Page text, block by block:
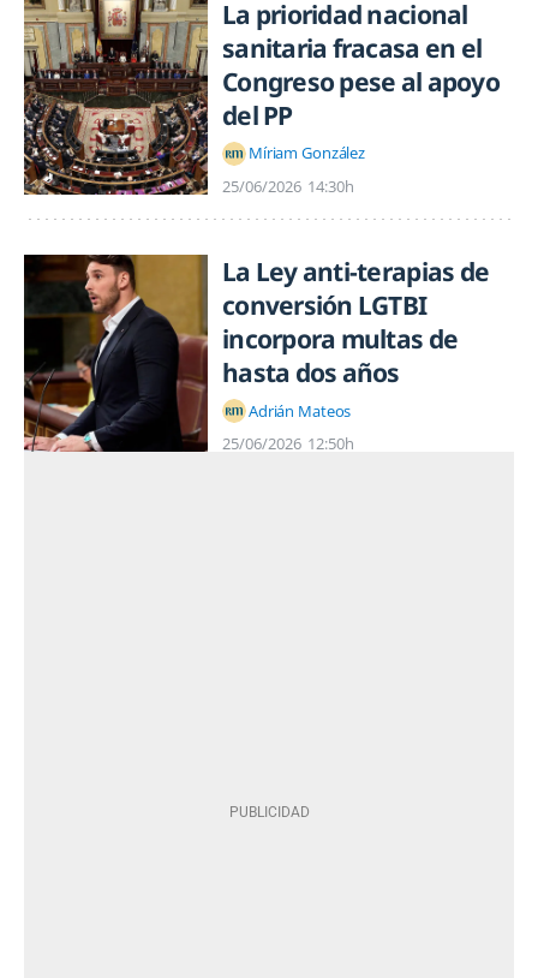
La prioridad nacional
sanitaria fracasa en el
Congreso pese al apoyo
del PP
Míriam González
25/06/2026 14:30h
La Ley anti-terapias de
conversión LGTBI
incorpora multas de
hasta dos años
Adrián Mateos
25/06/2026 12:50h